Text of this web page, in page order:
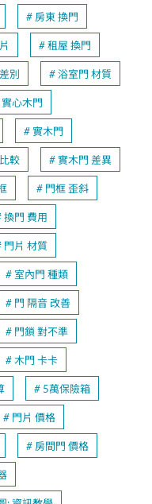
房東 換門
租屋 換門
別 浴室門 材質
實心木門
實木門
較 實木門 差異
門框 歪斜
換門 費用
門片 材質
室內門 種類
門 隔音 改善
門鎖 對不準
木門 卡卡
5萬保險箱
門片 價格
房間門 價格